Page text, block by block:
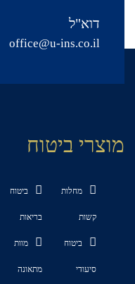
דוא"ל
office@u-ins.co.il
מוצרי ביטוח
מחלות
קשות
ביטוח
בריאות
ביטוח
סיעודי
מוות
מתאונה